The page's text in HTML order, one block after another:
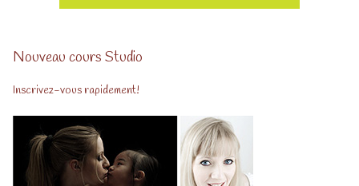
Nouveau cours Studio
Inscrivez-vous rapidement!